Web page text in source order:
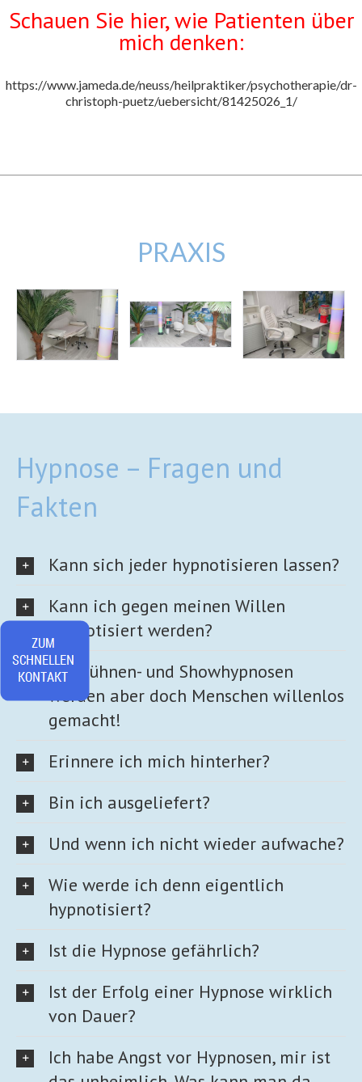
Schauen Sie hier, wie Patienten über
mich denken:
https://www.jameda.de/neuss/heilpraktiker/psychotherapie/dr-
christoph-puetz/uebersicht/81425026_1/
PRAXIS
Hypnose – Fragen und
Fakten
Kann sich jeder hypnotisieren lassen?
Kann ich gegen meinen Willen
hypnotisiert werden?
Bei Bühnen- und Showhypnosen
werden aber doch Menschen willenlos
gemacht!
Erinnere ich mich hinterher?
Bin ich ausgeliefert?
Und wenn ich nicht wieder aufwache?
Wie werde ich denn eigentlich
hypnotisiert?
Ist die Hypnose gefährlich?
Ist der Erfolg einer Hypnose wirklich
von Dauer?
Ich habe Angst vor Hypnosen, mir ist